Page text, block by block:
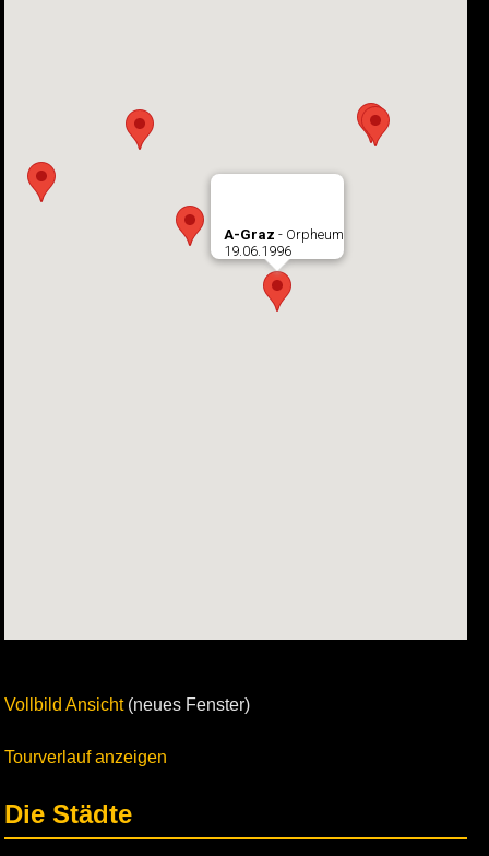
A-Graz - Orpheum
19.06.1996
Vollbild Ansicht(neues Fenster)
Tourverlauf anzeigen
Die Städte